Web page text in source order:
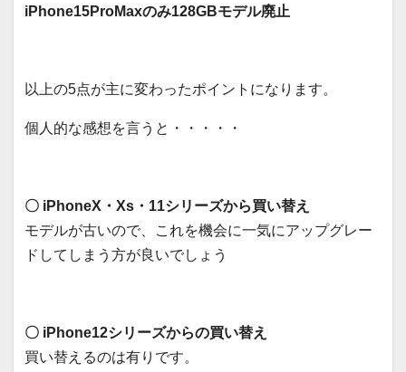
iPhone15ProMaxのみ128GBモデル廃止
以上の5点が主に変わったポイントになります。
個人的な感想を言うと・・・・・
〇 iPhoneX・Xs・11シリーズから買い替え
モデルが古いので、これを機会に一気にアップグレー
ドしてしまう方が良いでしょう
〇 iPhone12シリーズからの買い替え
買い替えるのは有りです。